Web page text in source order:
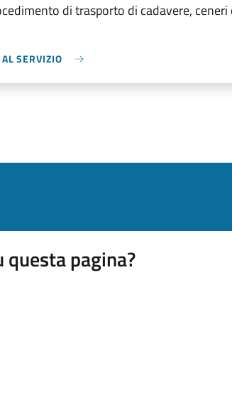
di trasporto di cadavere,
SERVIZIO
pagina?